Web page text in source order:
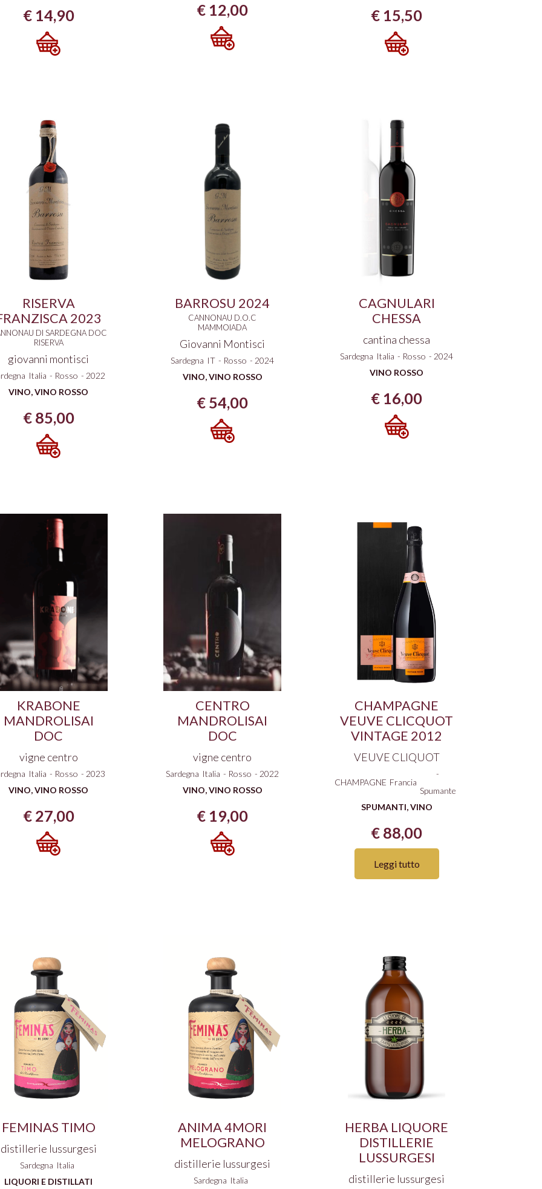
€14,90 € 12,00 € 15,50
RISERVA
2023
DI SARDEGNA DOC
RISERVA
giovanni montisci
Italia - Rosso - 2022
VINO,VINO ROSSO
€85,00
BARROSU 2024
CANNONAU D.O.C
MAMMOIADA
Giovanni Montisci
Sardegna IT - Rosso - 2024
VINO,VINO ROSSO
€ 54,00
CAGNULARI
CHESSA
cantina chessa
Sardegna Italia - Rosso - 2024
VINO ROSSO
€ 16,00
KRABONE
MANDROLISAI
DOC
vigne centro
Italia - Rosso - 2023
VINO,VINO ROSSO
€27,00
CENTRO
MANDROLISAI
DOC
vigne centro
Sardegna Italia - Rosso - 2022
VINO,VINO ROSSO
€ 19,00
CHAMPAGNE
VEUVE CLICQUOT
VINTAGE 2012
VEUVE CLIQUOT
CHAMPAGNE Francia
-
Spumante
SPUMANTI,VINO
€ 88,00
Leggi tutto
FEMINAS TIMO
distillerie lussurgesi
Sardegna Italia
LIQUORI E DISTILLATI
ANIMA 4MORI
MELOGRANO
distillerie lussurgesi
Sardegna Italia
HERBA LIQUORE
DISTILLERIE
LUSSURGESI
distillerie lussurgesi